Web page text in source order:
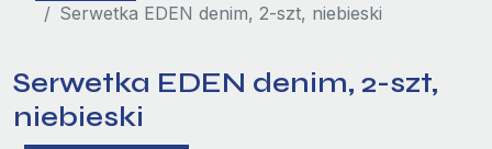
Serwetka EDEN denim, 2-szt, niebieski
Serwetka EDEN denim, 2-szt,
niebieski